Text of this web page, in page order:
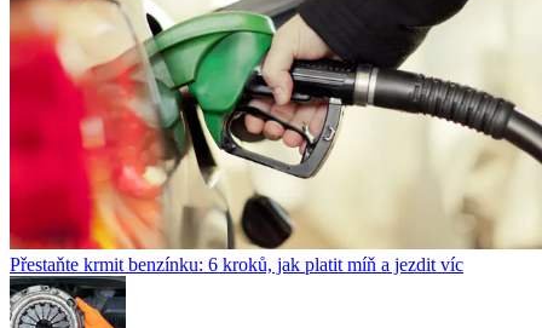
Přestaňte krmit benzínku: 6 kroků, jak platit míň a jezdit víc